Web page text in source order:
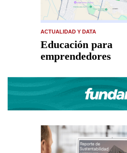
ACTUALIDAD Y DATA
Educación para
emprendedores